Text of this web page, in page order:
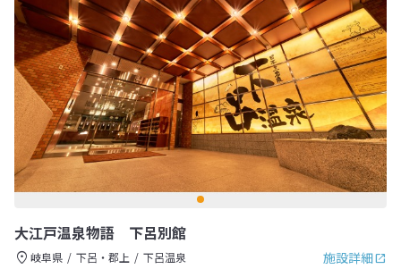
大江戸温泉物語 下呂別館
施設詳細
岐阜県 下呂・郡上
下呂温泉